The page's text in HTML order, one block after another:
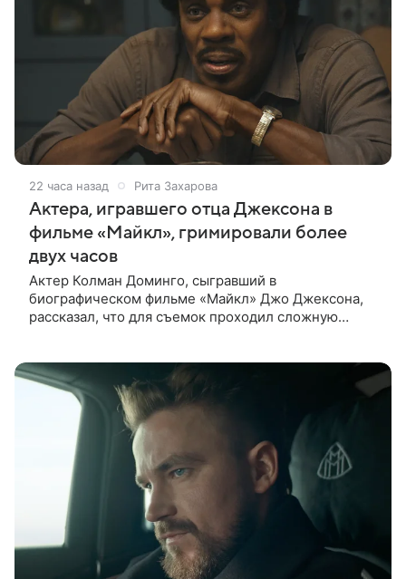
22 часа назад Рита Захарова
Актера, игравшего отца Джексона в
фильме «Майкл», гримировали более
двух часов
Актер Колман Доминго, сыгравший в
биографическом фильме «Майкл» Джо Джексона,
рассказал, что для съемок проходил сложную